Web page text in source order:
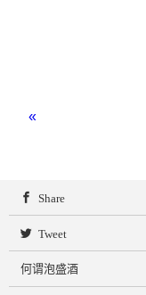
Share
Tweet
何谓泡盛酒